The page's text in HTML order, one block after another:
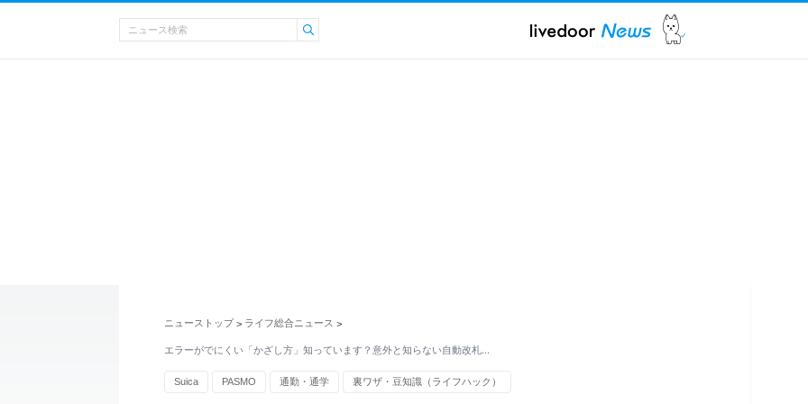
ニューストップ > ライフ総合ニュース >
エラーがでにくい「かざし方」知っています？意外と知らない自動改札…
Suica PASMO 通勤・通学 裏ワザ・豆知識（ライフハック）